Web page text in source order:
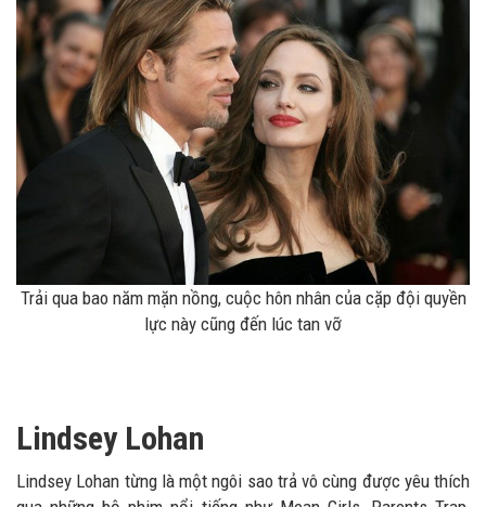
Trải qua bao năm mặn nồng, cuộc hôn nhân của cặp đội quyền
lực này cũng đến lúc tan vỡ
Lindsey Lohan
Lindsey Lohan từng là một ngôi sao trả vô cùng được yêu thích